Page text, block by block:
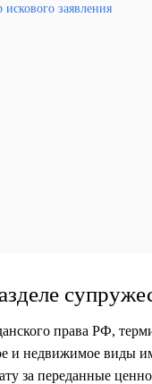
заявления
права РФ,
и недвижимое виды
за переданные